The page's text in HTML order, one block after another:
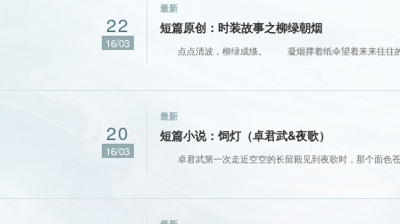
最新
短篇原创：时装故事之柳绿朝烟
点点清波，柳绿成绦。 凝烟撑着纸伞望着来来往往的
22
16/03
最新
短篇小说：饲灯（卓君武&夜歌）
卓君武第一次走近空空的长留殿见到夜歌时，那个面色
20
16/03